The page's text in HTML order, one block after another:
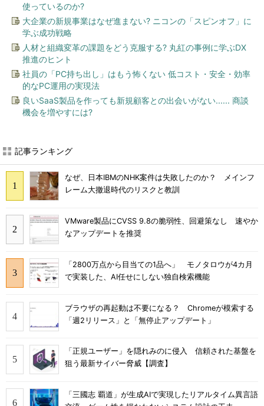
使っているのか?
大企業の新規事業はなぜ進まない? ニコンの「スピンオフ」に
学ぶ成功戦略
人材と組織変革の課題をどう克服する? 丸紅の事例に学ぶDX
推進のヒント
社員の「PC持ち出し」はもう怖くない 低コスト・安全・効率
的なPC運用の実現法
良いSaaS製品を作っても新規顧客との出会いがない...... 商談
機会を増やすには?
記事ランキング
なぜ、日本IBMのNHK案件は失敗したのか？ メインフ
レーム大撤退時代のリスクと教訓
VMware製品にCVSS 9.8の脆弱性、回避策なし 速やか
なアップデートを推奨
「2800万点から目当ての1品へ」 モノタロウが4カ月
で実装した、AI任せにしない独自検索機能
ブラウザの再起動は不要になる？ Chromeが模索する
「週2リリース」と「無停止アップデート」
「正規ユーザー」を隠れみのに侵入 信頼された基盤を
狙う最新サイバー脅威【調査】
「三國志 覇道」が生成AIで実現したリアルタイム異言語